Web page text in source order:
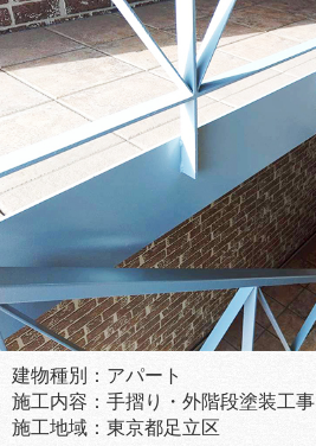
建物種別：アパート
施工内容：手摺り・外階段塗装工事
施工地域：東京都足立区